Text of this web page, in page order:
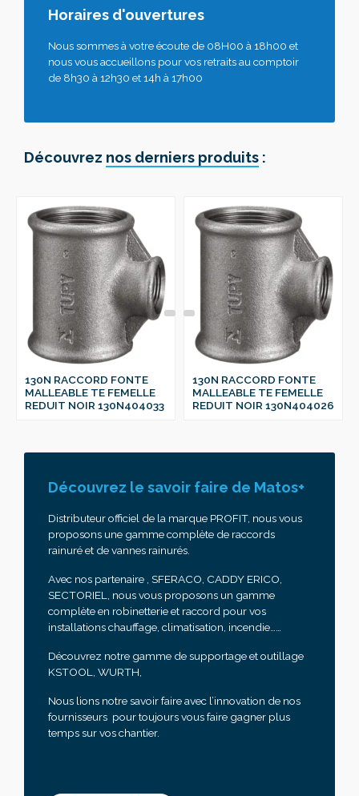
Horaires d'ouvertures
Nous sommes à votre écoute de 08H00 à 18h00 et
nous vous accueillons pour vos retraits au comptoir
de 8h30 à 12h30 et 14h à 17h00
Découvrez nos derniers produits :
130N RACCORD FONTE
MALLEABLE TE FEMELLE
REDUIT NOIR 130N404033
130N RACCORD FONTE
MALLEABLE TE FEMELLE
REDUIT NOIR 130N404026
Découvrez le savoir faire de Matos+
Distributeur officiel de la marque PROFIT, nous vous
proposons une gamme complète de raccords
rainuré et de vannes rainurés.
Avec nos partenaire , SFERACO, CADDY ERICO,
SECTORIEL, nous vous proposons un gamme
complète en robinetterie et raccord pour vos
installations chauffage, climatisation, incendie……
Découvrez notre gamme de supportage et outillage
KSTOOL, WURTH,
Nous lions notre savoir faire avec l’innovation de nos
fournisseurs pour toujours vous faire gagner plus
temps sur vos chantier.